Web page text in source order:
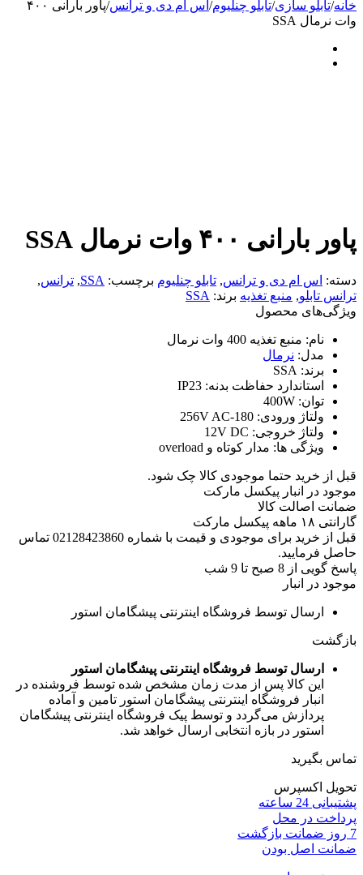
خانه/تابلو سازی/تابلو چنلیوم/ اس ام دی و ترانس/
پاور بارانی ۴۰۰
وات نرمال SSA
پاور بارانی ۴۰۰ وات نرمال SSA
دسته: اس ام دی و ترانس, تابلو چنلیوم برچسب: SSA
, ترانس,
ترانس تابلو, منبع تغذیه برند: SSA
ویژگی‌های محصول
نام: منبع تغذیه 400 وات نرمال
مدل: نرمال
برند: SSA
استاندارد حفاظت بدنه: IP23
توان: 400W
ولتاژ ورودی: 180-256V AC
ولتاژ خروجی: 12V DC
ویژگی ها: مدار کوتاه و overload
قبل از خرید حتما موجودی کالا چک شود.
موجود در انبار پیکسل مارکت
ضمانت اصالت کالا
گارانتی ۱۸ ماهه پیکسل مارکت
قبل از خرید برای موجودی و قیمت با شماره 02128423860 تماس
حاصل فرمایید.
پاسخ گویی از 8 صبح تا 9 شب
موجود در انبار
ارسال توسط فروشگاه اینترنتی پیشگامان استور
بازگشت
ارسال توسط فروشگاه اینترنتی پیشگامان استور
این کالا پس از مدت زمان مشخص شده توسط فروشنده در
انبار فروشگاه اینترنتی پیشگامان استور تامین و آماده
پردازش می‌گردد و توسط پیک فروشگاه اینترنتی پیشگامان
استور در بازه انتخابی ارسال خواهد شد.
تماس بگیرید
تحویل اکسپرس
پشتیبانی 24 ساعته
پرداخت در محل
7 روز ضمانت بازگشت
ضمانت اصل بودن